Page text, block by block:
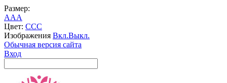
Размер:
AAA
Цвет: CCC
Изображения Вкл.Выкл.
Обычная версия сайта
Вход